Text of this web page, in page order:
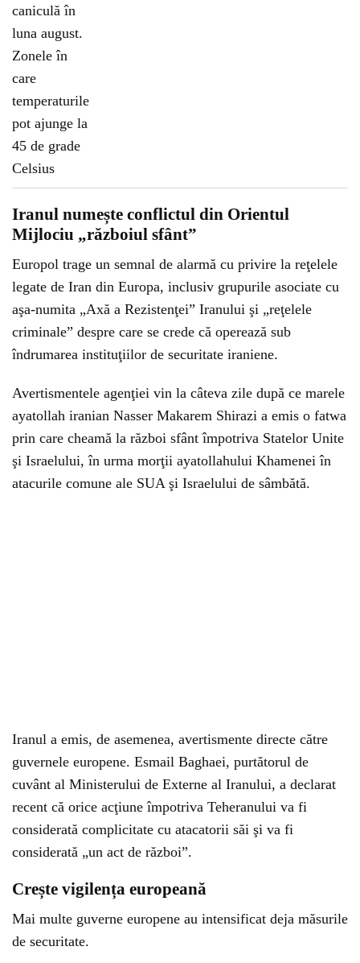
Iranul numește conflictul din Orientul
Mijlociu „războiul sfânt”
Europol trage un semnal de alarmă cu privire la reţelele
legate de Iran din Europa, inclusiv grupurile asociate cu
aşa-numita „Axă a Rezistenţei” Iranului şi „reţelele
criminale” despre care se crede că operează sub
îndrumarea instituţiilor de securitate iraniene.
Avertismentele agenţiei vin la câteva zile după ce marele
ayatollah iranian Nasser Makarem Shirazi a emis o fatwa
prin care cheamă la război sfânt împotriva Statelor Unite
şi Israelului, în urma morţii ayatollahului Khamenei în
atacurile comune ale SUA şi Israelului de sâmbătă.
Iranul a emis, de asemenea, avertismente directe către
guvernele europene. Esmail Baghaei, purtătorul de
cuvânt al Ministerului de Externe al Iranului, a declarat
recent că orice acţiune împotriva Teheranului va fi
considerată complicitate cu atacatorii săi şi va fi
considerată „un act de război”.
Crește vigilența europeană
Mai multe guverne europene au intensificat deja măsurile
de securitate.